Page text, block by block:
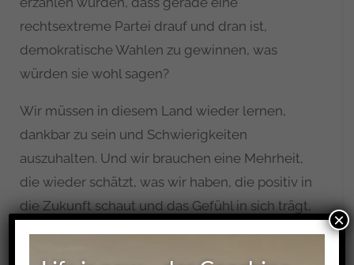
rechtsextreme Partei drauf und dran ist,
demokratische Wahlen zu gewinnen, was
würden sie wohl sagen?
Wir müssen in diesem Land wieder lernen,
dankbar zu sein und Schwierigkeiten
auszuhalten. Und wir brauchen eine Mehrheit,
die wieder schätzt, was wir haben, die positiv in
die Zukunft schaut und das Gefühl in sich trägt,
×